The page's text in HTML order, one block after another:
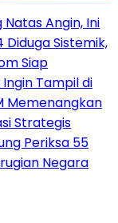
Angin, Ini
Diduga Sistemik,
Siap
Tampil di
Memenangkan
Strategis
Periksa 55
Negara